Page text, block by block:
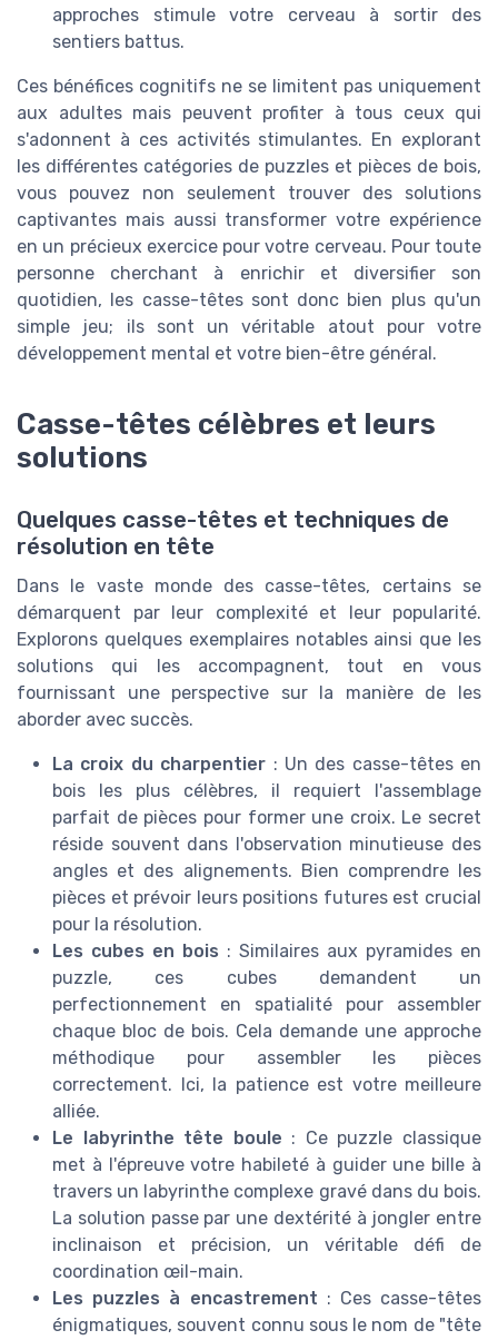
approches stimule votre cerveau à sortir des
sentiers battus.
Ces bénéfices cognitifs ne se limitent pas uniquement
aux adultes mais peuvent profiter à tous ceux qui
s'adonnent à ces activités stimulantes. En explorant
les différentes catégories de puzzles et pièces de bois,
vous pouvez non seulement trouver des solutions
captivantes mais aussi transformer votre expérience
en un précieux exercice pour votre cerveau. Pour toute
personne cherchant à enrichir et diversifier son
quotidien, les casse-têtes sont donc bien plus qu'un
simple jeu; ils sont un véritable atout pour votre
développement mental et votre bien-être général.
Casse-têtes célèbres et leurs
solutions
Quelques casse-têtes et techniques de
résolution en tête
Dans le vaste monde des casse-têtes, certains se
démarquent par leur complexité et leur popularité.
Explorons quelques exemplaires notables ainsi que les
solutions qui les accompagnent, tout en vous
fournissant une perspective sur la manière de les
aborder avec succès.
La croix du charpentier : Un des casse-têtes en
bois les plus célèbres, il requiert l'assemblage
parfait de pièces pour former une croix. Le secret
réside souvent dans l'observation minutieuse des
angles et des alignements. Bien comprendre les
pièces et prévoir leurs positions futures est crucial
pour la résolution.
Les cubes en bois : Similaires aux pyramides en
puzzle, ces cubes demandent un
perfectionnement en spatialité pour assembler
chaque bloc de bois. Cela demande une approche
méthodique pour assembler les pièces
correctement. Ici, la patience est votre meilleure
alliée.
Le labyrinthe tête boule : Ce puzzle classique
met à l'épreuve votre habileté à guider une bille à
travers un labyrinthe complexe gravé dans du bois.
La solution passe par une dextérité à jongler entre
inclinaison et précision, un véritable défi de
coordination œil-main.
Les puzzles à encastrement : Ces casse-têtes
énigmatiques, souvent connu sous le nom de "tête